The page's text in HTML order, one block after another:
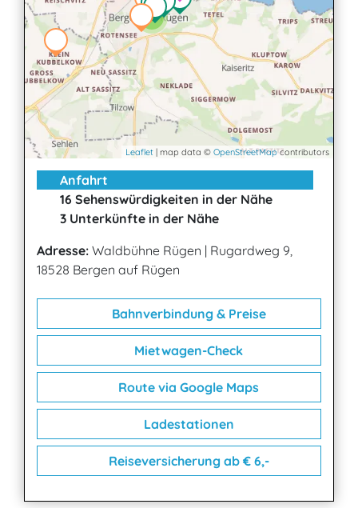
2
Leaflet | map data © OpenStreetMapcontributors
Anfahrt
16 Sehenswürdigkeiten in der Nähe
3 Unterkünfte in der Nähe
Adresse: Waldbühne Rügen | Rugardweg 9,
18528 Bergen auf Rügen
Bahnverbindung & Preise
Mietwagen-Check
Route via Google Maps
Ladestationen
Reiseversicherung ab € 6,-